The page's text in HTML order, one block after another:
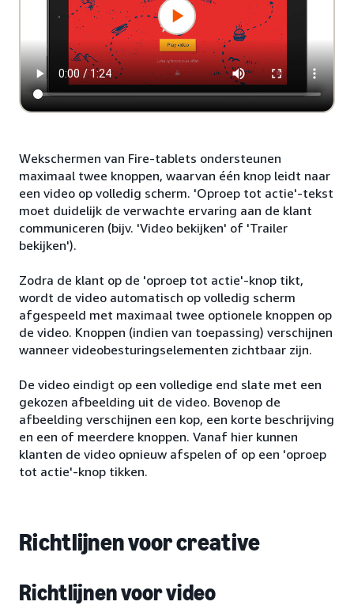
Wekschermen van Fire-tablets ondersteunen
maximaal twee knoppen, waarvan één knop leidt naar
een video op volledig scherm. 'Oproep tot actie'-tekst
moet duidelijk de verwachte ervaring aan de klant
communiceren (bijv. 'Video bekijken' of 'Trailer
bekijken').
Zodra de klant op de 'oproep tot actie'-knop tikt,
wordt de video automatisch op volledig scherm
afgespeeld met maximaal twee optionele knoppen op
de video. Knoppen (indien van toepassing) verschijnen
wanneer videobesturingselementen zichtbaar zijn.
De video eindigt op een volledige end slate met een
gekozen afbeelding uit de video. Bovenop de
afbeelding verschijnen een kop, een korte beschrijving
en een of meerdere knoppen. Vanaf hier kunnen
klanten de video opnieuw afspelen of op een 'oproep
tot actie'-knop tikken.
Richtlijnen voor creative
Richtlijnen voor video